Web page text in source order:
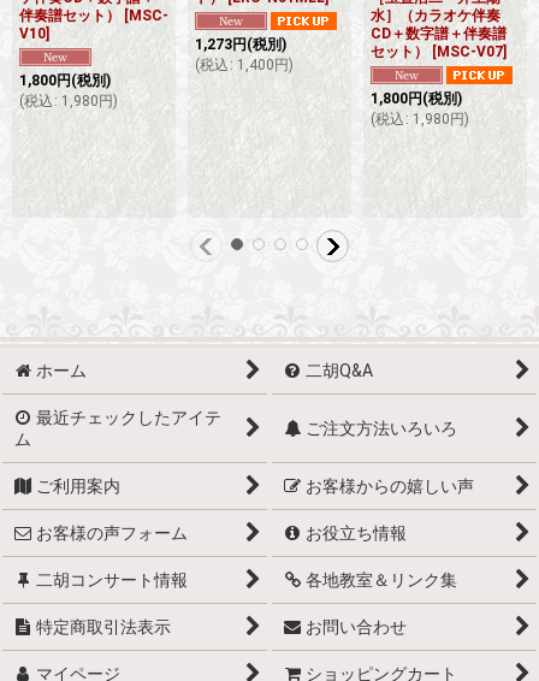
伴奏譜セット）
[MSC-
V10]
1,800円(税別)
(税込: 1,980円)
1,273円(税別)
(税込: 1,400円)
水］（カラオケ伴奏
CD＋数字譜＋伴奏譜
セット） [MSC-V07]
1,800円(税別)
(税込 : 1,980円)
ホーム 二胡Q&A
最近チェックしたアイテ
ム
ご注文方法いろいろ
ご利用案内 お客様からの嬉しい声
お客様の声フォーム お役立ち情報
二胡コンサート情報 各地教室＆リンク集
特定商取引法表示 お問い合わせ
マイページ ショッピングカート